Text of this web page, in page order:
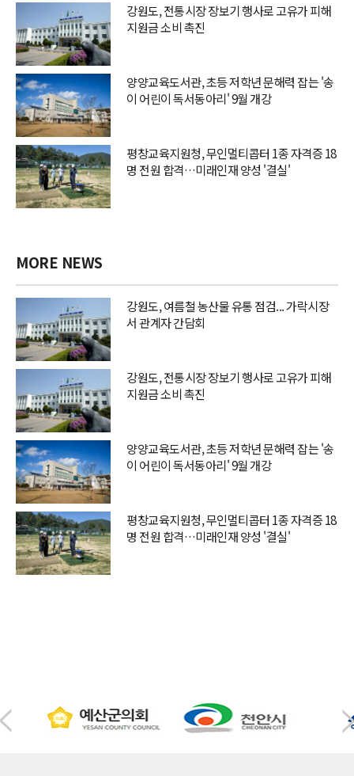
강원도, 전통시장 장보기 행사로 고유가 피해
지원금 소비 촉진
양양교육도서관, 초등 저학년 문해력 잡는 '송
이 어린이 독서동아리' 9월 개강
평창교육지원청, 무인멀티콥터 1종 자격증 18
명 전원 합격…미래인재 양성 '결실'
MORE NEWS
강원도, 여름철 농산물 유통 점검... 가락시장
서 관계자 간담회
강원도, 전통시장 장보기 행사로 고유가 피해
지원금 소비 촉진
양양교육도서관, 초등 저학년 문해력 잡는 '송
이 어린이 독서동아리' 9월 개강
평창교육지원청, 무인멀티콥터 1종 자격증 18
명 전원 합격…미래인재 양성 '결실'